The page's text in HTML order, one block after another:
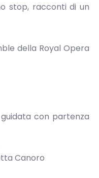
stop, racconti di un
della Royal Opera
con partenza
Canoro